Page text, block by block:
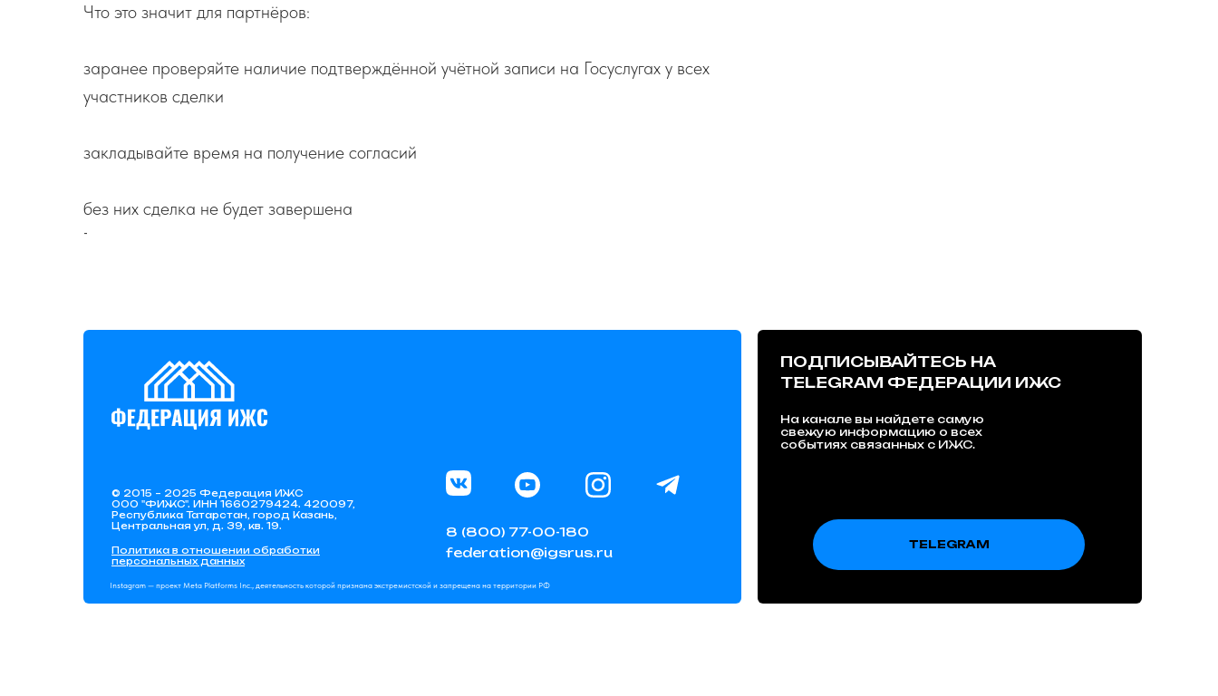
Что это значит для партнёров:
заранее проверяйте наличие подтверждённой учётной записи на Госуслугах у всех
участников сделки
закладывайте время на получение согласий
без них сделка не будет завершена
-
8 (800) 77-00-180
federation@igsrus.ru
На канале вы найдете самую
свежую информацию о всех
событиях связанных с ИЖС.
ПОДПИСЫВАЙТЕСЬ НА
TELEGRAM ФЕДЕРАЦИИ ИЖС
© 2015 – 2025 Федерация ИЖС
ООО "ФИЖС". ИНН 1660279424. 420097,
Республика Татарстан, город Казань,
Центральная ул, д. 39, кв. 19.
Политика в отношении обработки
персональных данных
TELEGRAM
Instagram — проект Meta Platforms Inc., деятельность которой признана экстремистской и запрещена на территории РФ